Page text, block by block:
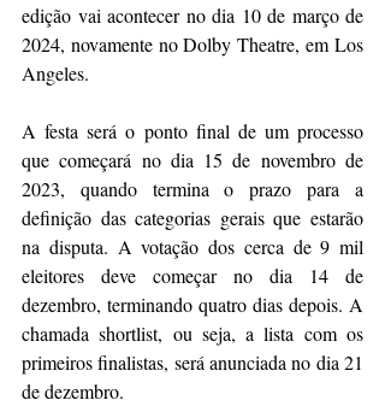
edição vai acontecer no dia 10 de março de
2024, novamente no Dolby Theatre, em Los
Angeles.
A festa será o ponto final de um processo
que começará no dia 15 de novembro de
2023, quando termina o prazo para a
definição das categorias gerais que estarão
na disputa. A votação dos cerca de 9 mil
eleitores deve começar no dia 14 de
dezembro, terminando quatro dias depois. A
chamada shortlist, ou seja, a lista com os
primeiros finalistas, será anunciada no dia 21
de dezembro.